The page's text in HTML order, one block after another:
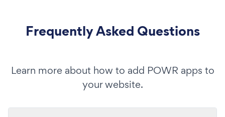
Frequently Asked Questions
Learn more about how to add POWR apps to
your website.